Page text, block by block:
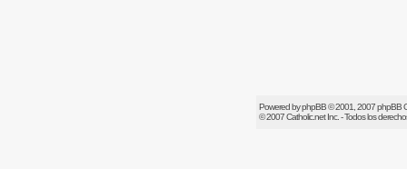
Powered byphpBB© 2001, 2007 phpBB
© 2007Catholic.netInc. - Todos los